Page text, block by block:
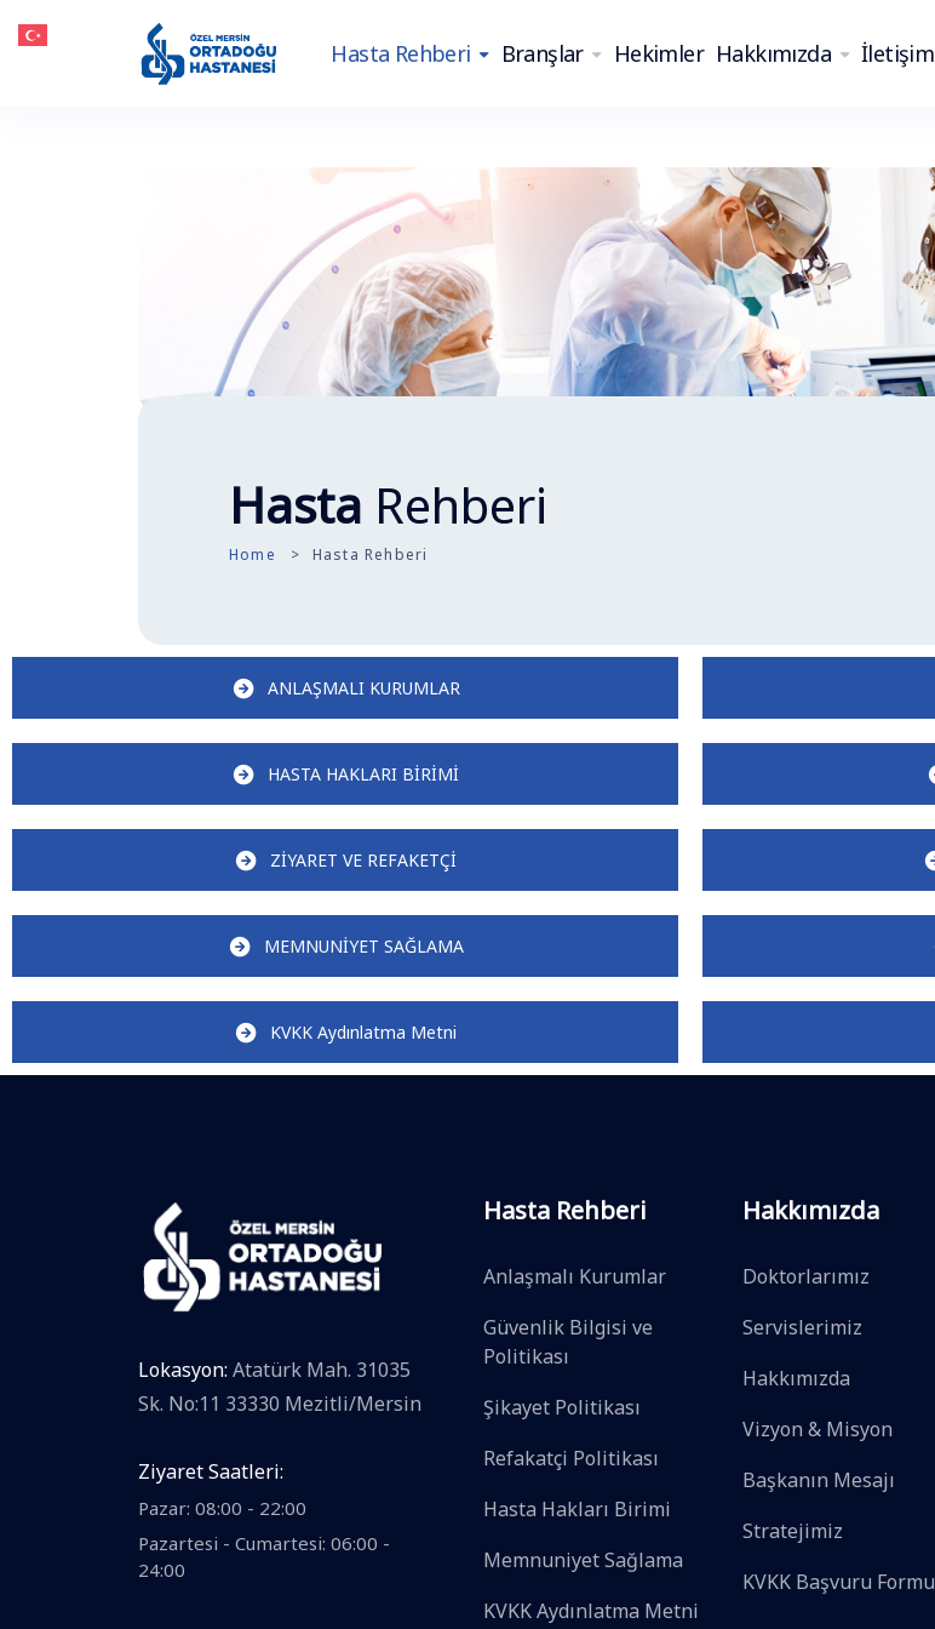
Hasta Rehberi Branşlar Hekimler Hakkımızda İletişim
Hasta Rehberi
Home Hasta Rehberi
ANLAŞMALI KURUMLAR
HASTA HAKLARI BİRİMİ
ZİYARET VE REFAKETÇİ
MEMNUNİYET SAĞLAMA
KVKK Aydınlatma Metni
Lokasyon: Atatürk Mah. 31035
Sk. No:11 33330 Mezitli/Mersin
Ziyaret Saatleri:
Pazar: 08:00 - 22:00
Pazartesi - Cumartesi: 06:00 -
24:00
Hasta Rehberi
Anlaşmalı Kurumlar
Güvenlik Bilgisi ve
Politikası
Şikayet Politikası
Refakatçi Politikası
Hasta Hakları Birimi
Memnuniyet Sağlama
KVKK Aydınlatma Metni
Hakkımızda
Doktorlarımız
Servislerimiz
Hakkımızda
Vizyon & Misyon
Başkanın Mesajı
Stratejimiz
KVKK Başvuru Formu